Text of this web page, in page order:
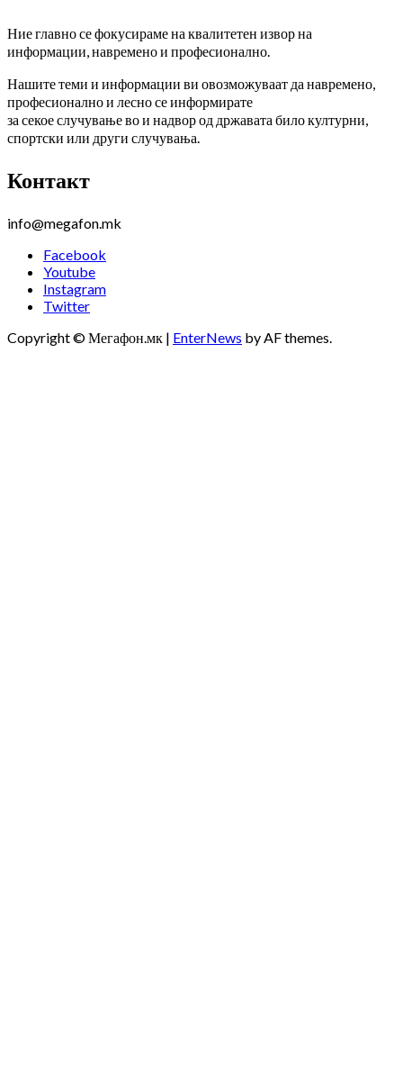
Ние главно се фокусираме на квалитетен извор на
информации, навремено и професионално.
Нашите теми и информации ви овозможуваат да навремено,
професионално и лесно се информирате
за секое случување во и надвор од државата било културни,
спортски или други случувања.
Контакт
info@megafon.mk
Facebook
Youtube
Instagram
Twitter
Copyright © Мегафон.мк | EnterNews by AF themes.